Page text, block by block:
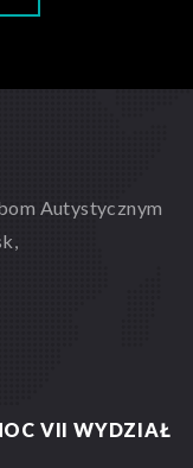
Autystycznym
VII WYDZIAŁ